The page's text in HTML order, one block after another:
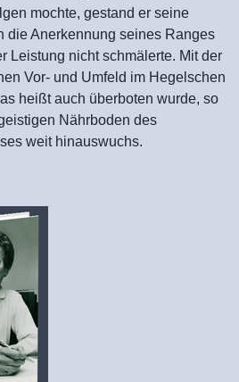
mochte, gestand er seine
die Anerkennung seines Ranges
Leistung nicht schmälerte. Mit der
Vor- und Umfeld im Hegelschen
heißt auch überboten wurde, so
Nährboden des
weit hinauswuchs.